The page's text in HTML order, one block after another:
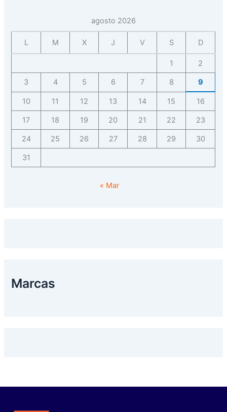
agosto 2026
L M X J V S D
1 2
3 4 5 6 7 8 9
10 11 12 13 14 15 16
17 18 19 20 21 22 23
24 25 26 27 28 29 30
31
« Mar
Marcas